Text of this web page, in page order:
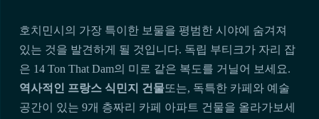
호치민시의 가장 특이한 보물을 평범한 시야에 숨겨져
있는 것을 발견하게 될 것입니다. 독립 부티크가 자리 잡
은 14 Ton That Dam의 미로 같은 복도를 거닐어 보세요.
역사적인 프랑스 식민지 건물또는, 독특한 카페와 예술
공간이 있는 9개 층짜리 카페 아파트 건물을 올라가보세